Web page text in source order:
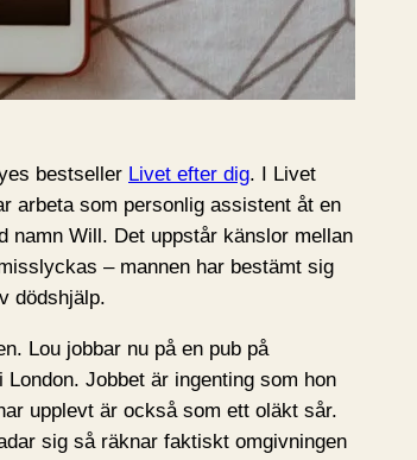
bestseller Livet efter dig. I Livet
arbeta som personlig assistent åt en
namn Will. Det uppstår känslor mellan
– mannen har bestämt sig
dödshjälp.
Lou jobbar nu på en pub på
Jobbet är ingenting som hon
upplevt är också som ett oläkt sår.
sig så räknar faktiskt omgivningen